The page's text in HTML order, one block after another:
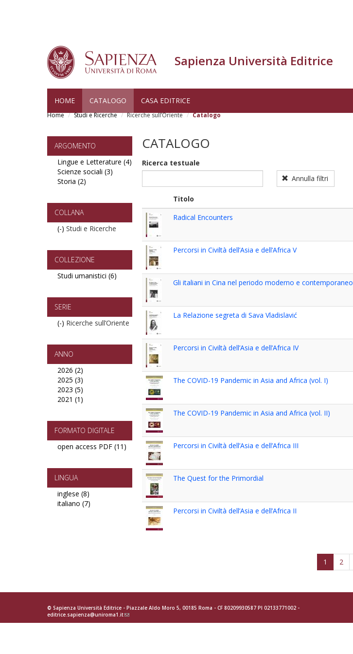
Sapienza Università Editrice
HOME CATALOGO CASA EDITRICE
Home Studi e Ricerche Ricerche sull’Oriente Catalogo
ARGOMENTO
Lingue e Letterature (4) Apply
Lingue
filter
Scienze sociali (3)
filter
Storia (2)
filter
COLLANA
(-) Remove
e
Ricerche
filter
Studi e Ricerche
COLLEZIONE
Studi umanistici (6)
umanistici
SERIE
(-) Remove
sull’Oriente
filter
Ricerche sull’Oriente
ANNO
2026 (2)
2025 (3)
2023 (5)
2021 (1)
filter
FORMATO DIGITALE
open access PDF (11)
access
filter
LINGUA
inglese (8)
inglese
italiano (7)
CATALOGO
Ricerca testuale
Annulla filtri
Titolo
Radical Encounters
Percorsi in Civiltà dell’Asia e dell’Africa V
Gli italiani in Cina nel periodo moderno e contemporaneo
La Relazione segreta di Sava Vladislavić
Percorsi in Civiltà dell’Asia e dell’Africa IV
The COVID-19 Pandemic in Asia and Africa (vol. I)
The COVID-19 Pandemic in Asia and Africa (vol. II)
Percorsi in Civiltà dell’Asia e dell’Africa III
The Quest for the Primordial
Percorsi in Civiltà dell’Asia e dell’Africa II
1 2
© Sapienza Università Editrice - Piazzale Aldo Moro 5, 00185 Roma - CF 80209930587 PI 02133771002 -
editrice.sapienza@uniroma1.it(link
sends